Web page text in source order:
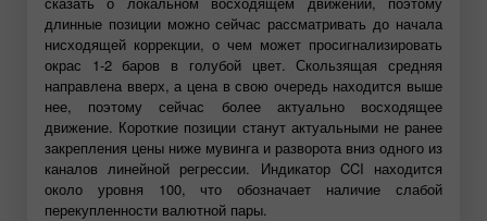
длинные позиции можно сейчас рассматривать до начала
нисходящей коррекции, о чем может просигнализировать
окрас 1-2 баров в голубой цвет. Скользящая средняя
направлена вверх, а цена в свою очередь находится выше
нее, поэтому сейчас более актуально восходящее
движение. Короткие позиции станут актуальными не ранее
закрепления цены ниже мувинга и разворота вниз одного из
каналов линейной регрессии. Индикатор CCI находится
около уровня 100, что обозначает наличие слабой
перекупленности валютной пары.